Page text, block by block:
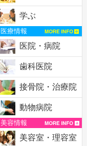
学ぶ
医療情報
医院・病院
歯科医院
接骨院・治療院
動物病院
美容情報
美容室・理容室